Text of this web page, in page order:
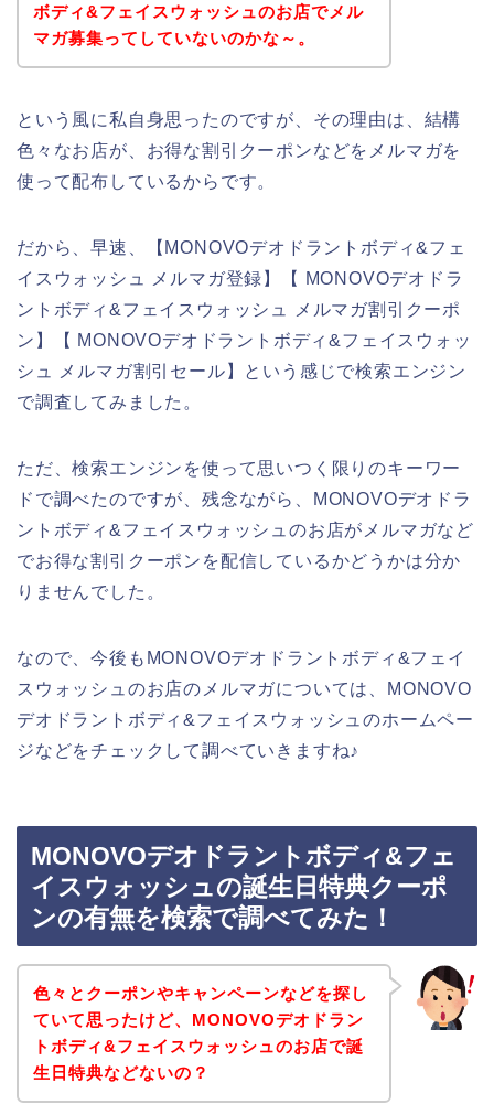
ボディ&フェイスウォッシュのお店でメル
マガ募集ってしていないのかな～。
という風に私自身思ったのですが、その理由は、結構
色々なお店が、お得な割引クーポンなどをメルマガを
使って配布しているからです。
だから、早速、【MONOVOデオドラントボディ&フェ
イスウォッシュ メルマガ登録】【 MONOVOデオドラ
ントボディ&フェイスウォッシュ メルマガ割引クーポ
ン】【 MONOVOデオドラントボディ&フェイスウォッ
シュ メルマガ割引セール】という感じで検索エンジン
で調査してみました。
ただ、検索エンジンを使って思いつく限りのキーワー
ドで調べたのですが、残念ながら、MONOVOデオドラ
ントボディ&フェイスウォッシュのお店がメルマガなど
でお得な割引クーポンを配信しているかどうかは分か
りませんでした。
なので、今後もMONOVOデオドラントボディ&フェイ
スウォッシュのお店のメルマガについては、MONOVO
デオドラントボディ&フェイスウォッシュのホームペー
ジなどをチェックして調べていきますね♪
MONOVOデオドラントボディ&フェ
イスウォッシュの誕生日特典クーポ
ンの有無を検索で調べてみた！
色々とクーポンやキャンペーンなどを探し
ていて思ったけど、MONOVOデオドラン
トボディ&フェイスウォッシュのお店で誕
生日特典などないの？